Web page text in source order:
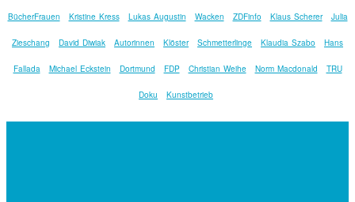
BücherFrauen Kristine Kress Lukas Augustin Wacken ZDFinfo Klaus Scherer Julia
Zieschang David Diwiak Autorinnen Klöster Schmetterlinge Klaudia Szabo Hans
Fallada Michael Eckstein Dortmund FDP Christian Weihe Norm Macdonald TRU
Doku Kunstbetrieb